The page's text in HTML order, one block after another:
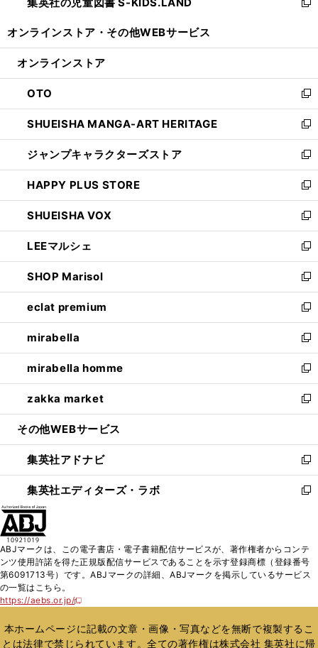
で
ド
開
い
ン
ウ
で
開
く
新
ウ
ン
ド
ウ
で
開
く
オンラインストア・ その他WEBサービス
オンラインストア
OTO
新
し
い
ウ
ィ
ン
ド
ウ
で
開
く
SHUEISHA MANGA-ART HERITAGE
新
し
い
ウ
ィ
ン
ド
ウ
で
開
く
ジャンプキャラクターズストア
新
し
い
ウ
ィ
ン
ド
ウ
で
開
く
HAPPY PLUS STORE
新
し
い
ウ
ィ
ン
ド
ウ
で
開
く
SHUEISHA VOX
新
し
い
ウ
ィ
ン
ド
ウ
で
開
く
LEEマルシェ
新
し
い
ウ
ィ
ン
ド
ウ
で
開
く
SHOP Marisol
新
し
い
ウ
ィ
ン
ド
ウ
で
開
eclat premium
新
し
い
ウ
ィ
ン
ド
ウ
開
く
mirabella
新
し
い
ウ
ィ
ン
ウ
で
開
く
mirabella homme
新
し
い
ウ
ン
ド
ウ
で
zakka market
新
し
ウ
ィ
ン
ド
く
その他WEBサービス
集英社アドナビ
新
し
い
ド
ウ
で
集英社エディターズ・ラボ
新
ィ
ン
ド
開
く
ABJマークは、この電子書店・電子書籍配信サービスが、著作権者からコンテ
ンツ使用許諾を得た正規版配信サービスであることを示す登録商標（登録番号
第6091713号）です。ABJマークの詳細、ABJマークを掲示しているサービス
の一覧はこちら。
https://aebs.or.jp/
新
い
ウ
本ホームページに記載の文章・画像・写真などを無断で複製するこ
とは法律で禁じられています。全ての著作権は株式会社 集英社に帰